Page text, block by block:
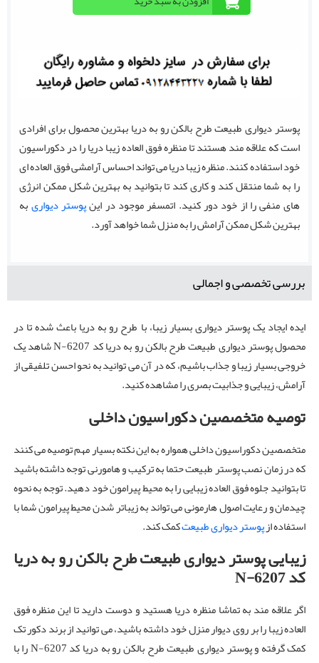
پوستر دیواری طبیعت طرح بالکن رو به دریا بهترین محصول برای افرادی
است که علاقه مند هستند تا منظره فوق العاده زیبا دریا را در دکوراسیون
خود استفاده کنند. منظره زیبا دریا می تواند احساس آرامشی فوق العاده ای
را به شما منتقل کند و کاری کند تا بتوانید به بهترین شکل ممکن انرژی
های منفی را از خود دور کنید. اتمسفر موجود در اینپوستر دیواریبه
بهترین شکل ممکن آرامش را به منزل شما خواهد آورد.
بررسی تخصصی و اجمالی
ایده ایجاد یک پوستر دیواری بسیار زیبا، با طرح رو به دریا باعث شده تا در
محصول پوستر دیواری طبیعت طرح بالکن رو به دریا کد N-6207 شاهد یک
خروجی بسیار زیبا و جذاب باشیم، که در آن می توانید به نحو احسن تلفیقی از
آرامش، زیبایی و جذابیت بصری را مشاهده کنید.
توصیه متخصصین دکوراسیون داخلی
متخصصین دکوراسیون داخلی همواره به این نکته بسیار مهم توصیه می کنند
که در زمان نصب پوستر طبیعت حتما به ترکیب و هامورنی توجه داشته باشید
تا بتوانید جلوه فوق العاده زیبایی را به محیط پیرامون خود دهید. توجه به نحوه
چیدمان و رعایت اصول هارمونی می تواند به زیباتر شدن محیط پیرامون شما با
استفاده ازپوستر دیواری طبیعتکمک کند.
زیبایی پوستر دیواری طبیعت طرح بالکن رو به دریا
کد N-6207
اگر علاقه مند به تماشا منظره دریا هستید و دوست دارید تا این منظره فوق
العاده زیبا را بر روی دیوار منزل خود داشته باشید، می توانید از برند دکور تک
کمک گرفته و پوستر دیواری طبیعت طرح بالکن رو به دریا کد N-6207 را با